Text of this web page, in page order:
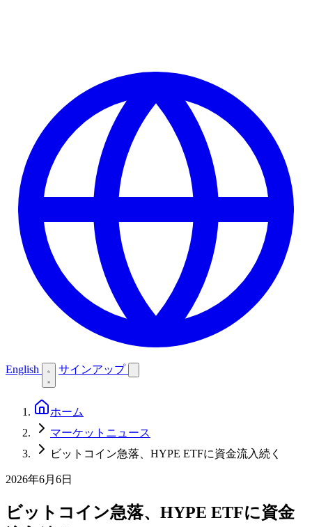
English サインアップ
ホーム
マーケットニュース
ビットコイン急落、HYPE ETFに資金流入続く
2026年6月6日
ビットコイン急落、HYPE ETFに資金